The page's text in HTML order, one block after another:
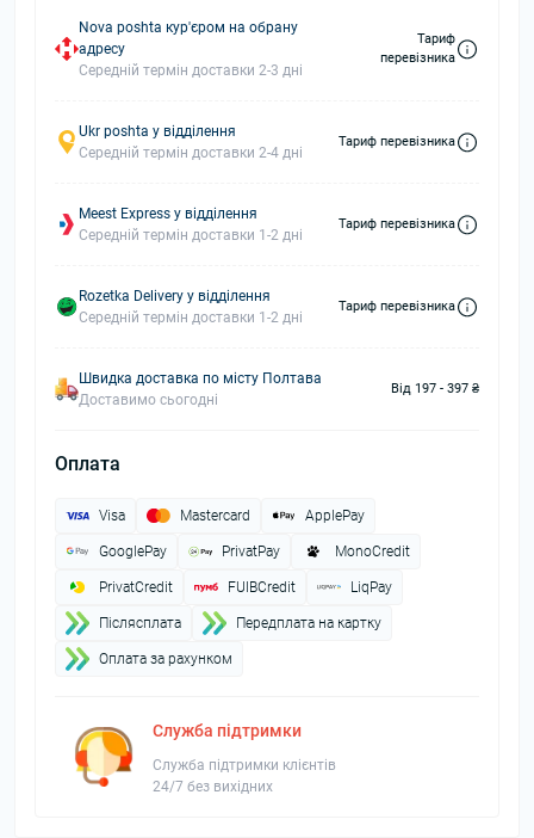
Nova poshta кур'єром на обрану
адресу
Середній термін доставки 2-3 дні
Тариф
перевізника
Ukr poshta у відділення
Середній термін доставки 2-4 дні
Тариф перевізника
Meest Express у відділення
Середній термін доставки 1-2 дні
Тариф перевізника
Rozetka Delivery у відділення
Середній термін доставки 1-2 дні
Тариф перевізника
Швидка доставка по місту Полтава
Доставимо сьогодні
Від 197 - 397 ₴
Оплата
Visa Mastercard ApplePay
GooglePay PrivatPay MonoCredit
PrivatCredit FUIBCredit LiqPay
Пiслясплата Передплата на картку
Оплата за рахунком
Служба підтримки
Служба підтримки клієнтів
24/7 без вихідних